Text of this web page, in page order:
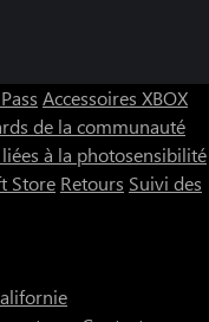
Accessoires XBOX
de la communauté
à la photosensibilité
Store Retours Suivi des